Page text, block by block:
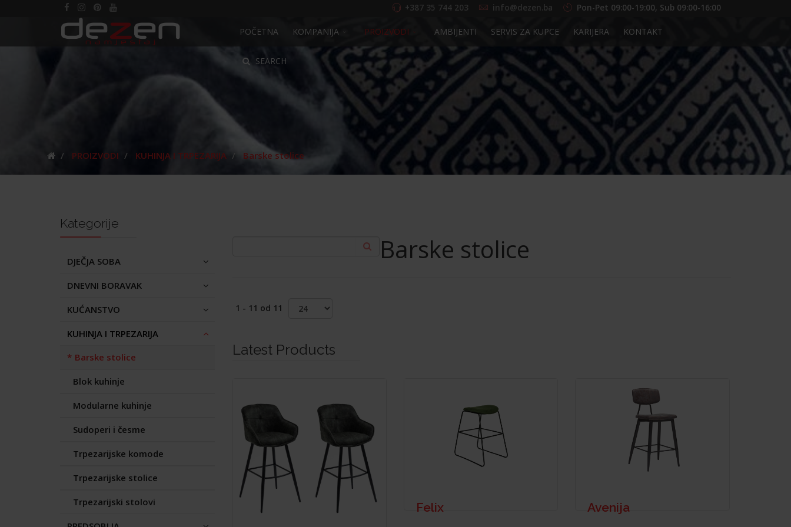
POČETNA KOMPANIJA PROIZVODI AMBIJENTI SERVIS ZA KUPCE KARIJERA KONTAKT
SEARCH
+387 35 744 203 info@dezen.ba Pon-Pet 09:00-19:00, Sub 09:00-16:00
PROIZVODI KUHINJA I TRPEZARIJA Barske stolice
Kategorije
DJEČJA SOBA
DNEVNI BORAVAK
KUĆANSTVO
KUHINJA I TRPEZARIJA
Barske stolice
Blok kuhinje
Modularne kuhinje
Sudoperi i česme
Trpezarijske komode
Trpezarijske stolice
Trpezarijski stolovi
Barske stolice
1 - 11 od 11
Latest Products
Felix Avenija